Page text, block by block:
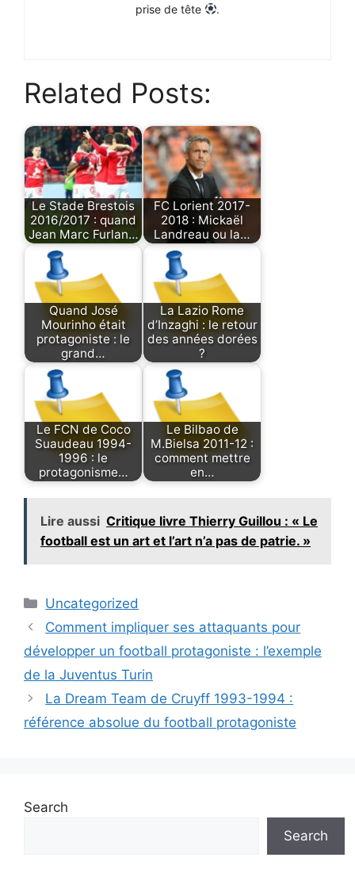
prise de tête
.
Related Posts:
Le Stade Brestois
2016/2017 : quand
Jean Marc Furlan…
FC Lorient 2017-
2018 : Mickaël
Landreau ou la…
Quand José
Mourinho était
protagoniste : le
grand…
La Lazio Rome
d’Inzaghi : le retour
des années dorées
?
Le FCN de Coco
Suaudeau 1994-
1996 : le
protagonisme…
Le Bilbao de
M.Bielsa 2011-12 :
comment mettre
en…
Lire aussi Critique livre Thierry Guillou : « Le
football est un art et l’art n’a pas de patrie. »
Categories
Uncategorized
Comment impliquer ses attaquants pour
développer un football protagoniste : l’exemple
de la Juventus Turin
La Dream Team de Cruyff 1993-1994 :
référence absolue du football protagoniste
Search
Search